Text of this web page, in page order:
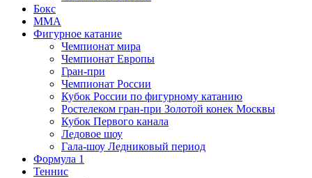
Бокс
MMA
Фигурное катание
Чемпионат мира
Чемпионат Европы
Гран-при
Чемпионат России
Кубок России по фигурному катанию
Ростелеком гран-при Золотой конек Москвы
Кубок Первого канала
Ледовое шоу
Гала-шоу Ледниковый период
Формула 1
Теннис